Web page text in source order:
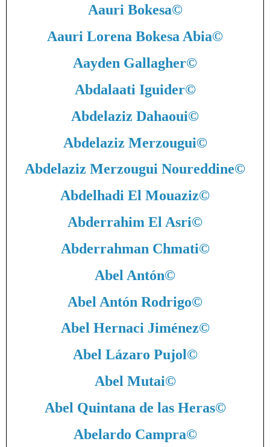
Aauri Bokesa©
Aauri Lorena Bokesa Abia©
Aayden Gallagher©
Abdalaati Iguider©
Abdelaziz Dahaoui©
Abdelaziz Merzougui©
Abdelaziz Merzougui Noureddine©
Abdelhadi El Mouaziz©
Abderrahim El Asri©
Abderrahman Chmati©
Abel Antón©
Abel Antón Rodrigo©
Abel Hernaci Jiménez©
Abel Lázaro Pujol ©
Abel Mutai©
Abel Quintana de las Heras©
Abelardo Campra©